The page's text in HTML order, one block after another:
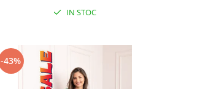
IN STOC
-43%